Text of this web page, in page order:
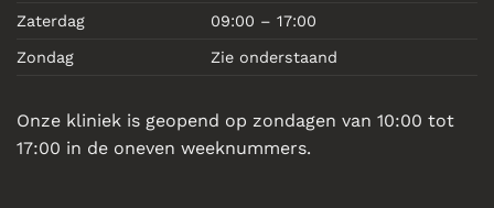
Zaterdag 09:00 – 17:00
Zondag Zie onderstaand
Onze kliniek is geopend op zondagen van 10:00 tot
17:00 in de oneven weeknummers.